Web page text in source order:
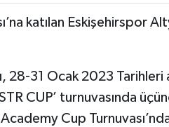
katılan Eskişehirspor
28-31 Ocak 2023
CUP’ turnuvasında
Cup